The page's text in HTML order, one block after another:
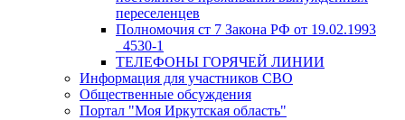
переселенцев
Полномочия ст 7 Закона РФ от 19.02.1993
_4530-1
ТЕЛЕФОНЫ ГОРЯЧЕЙ ЛИНИИ
Информация для участников СВО
Общественные обсуждения
Портал "Моя Иркутская область"